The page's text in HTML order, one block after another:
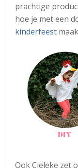
prachtige
hoe je met een
kinderfeest
Ook Cieleke zet